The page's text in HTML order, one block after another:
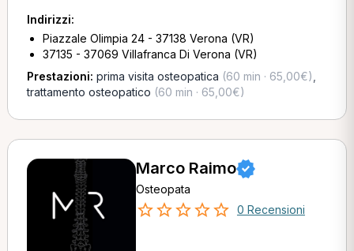
Indirizzi:
Piazzale Olimpia 24 - 37138 Verona (VR)
37135 - 37069 Villafranca Di Verona (VR)
Prestazioni: prima visita osteopatica (60 min · 65,00€)
trattamento osteopatico (60 min · 65,00€)
Marco Raimo
Osteopata
0 Recensioni